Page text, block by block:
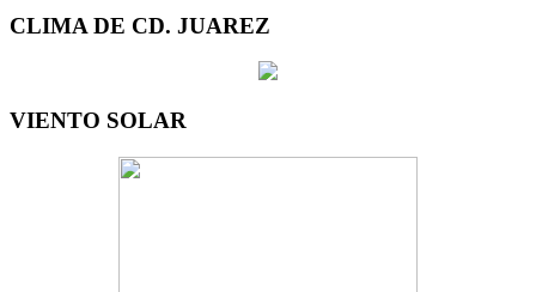
CLIMA DE CD. JUAREZ
VIENTO SOLAR